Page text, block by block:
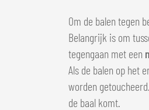
Om de balen tegen
Belangrijk is om
tegengaan met een
Als de balen op het
worden
de baal komt.